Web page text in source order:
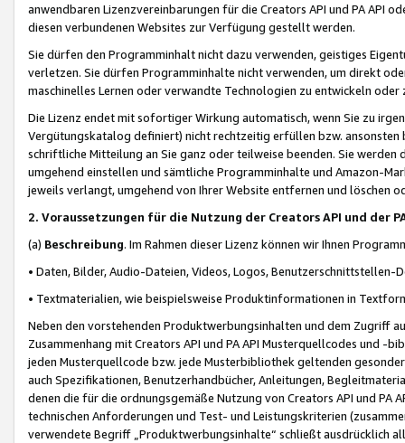
anwendbaren Lizenzvereinbarungen für die Creators API und PA API
diesen verbundenen Websites zur Verfügung gestellt werden.
Sie dürfen den Programminhalt nicht dazu verwenden, geistiges
verletzen. Sie dürfen Programminhalte nicht verwenden, um direkt
maschinelles Lernen oder verwandte Technologien zu entwickeln
Die Lizenz endet mit sofortiger Wirkung automatisch, wenn Sie zu
Vergütungskatalog definiert) nicht rechtzeitig erfüllen bzw. ansonsten
schriftliche Mitteilung an Sie ganz oder teilweise beenden. Sie werden
umgehend einstellen und sämtliche Programminhalte und Amazon-
jeweils verlangt, umgehend von Ihrer Website entfernen und löschen
2. Voraussetzungen für die Nutzung der Creators API und der
(a) Beschreibung. Im Rahmen dieser Lizenz können wir Ihnen
• Daten, Bilder, Audio-Dateien, Videos, Logos, Benutzerschnittstellen-
• Textmaterialien, wie beispielsweise Produktinformationen in
Neben den vorstehenden Produktwerbungsinhalten und dem Zugriff
Zusammenhang mit Creators API und PA API Musterquellcodes und
jeden Musterquellcode bzw. jede Musterbibliothek geltenden
auch Spezifikationen, Benutzerhandbücher, Anleitungen,
denen die für die ordnungsgemäße Nutzung von Creators API und PA
technischen Anforderungen und Test- und Leistungskriterien
verwendete Begriff „Produktwerbungsinhalte“ schließt ausdrücklich